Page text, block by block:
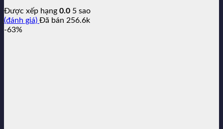
Được xếp hạng 0.0 5 sao
(đánh giá) Đã bán 256.6k
-63%